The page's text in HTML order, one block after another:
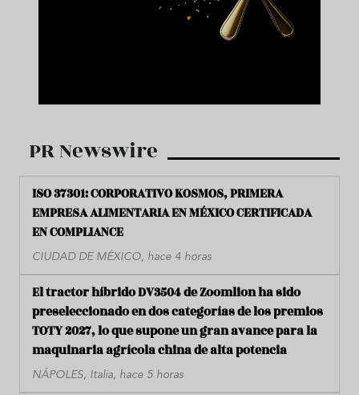
PR Newswire
ISO 37301: CORPORATIVO KOSMOS, PRIMERA
EMPRESA ALIMENTARIA EN MÉXICO CERTIFICADA
EN COMPLIANCE
CIUDAD DE MÉXICO, hace 4 horas
El tractor híbrido DV3504 de Zoomlion ha sido
preseleccionado en dos categorías de los premios
TOTY 2027, lo que supone un gran avance para la
maquinaria agrícola china de alta potencia
NÁPOLES, Italia, hace 5 horas